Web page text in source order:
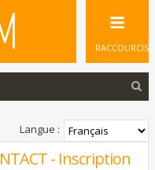
RACCOURCIS
c
Langue :
- Inscription